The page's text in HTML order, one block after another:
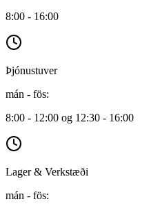
8:00 - 16:00
Þjónustuver
mán - fös:
8:00 - 12:00 og 12:30 - 16:00
Lager & Verkstæði
mán - fös: